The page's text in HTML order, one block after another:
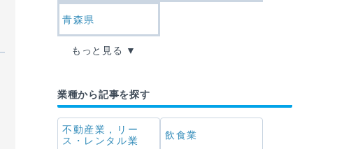
青森県
もっと見る
業種から記事を探す
不動産業，リー
ス・レンタル業
飲食業